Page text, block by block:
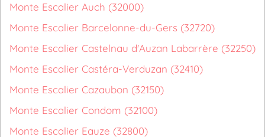
Monte Escalier Auch (32000)
Monte Escalier Barcelonne-du-Gers (32720)
Monte Escalier Castelnau d'Auzan Labarrère (32250)
Monte Escalier Castéra-Verduzan (32410)
Monte Escalier Cazaubon (32150)
Monte Escalier Condom (32100)
Monte Escalier Eauze (32800)